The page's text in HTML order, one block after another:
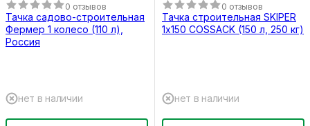
0 отзывов
Тачка садово-строительная
Фермер 1 колесо (110 л),
Россия
нет в наличии
0 отзывов
Тачка строительная SKIPER
1х150 COSSACK (150 л, 250 кг)
нет в наличии